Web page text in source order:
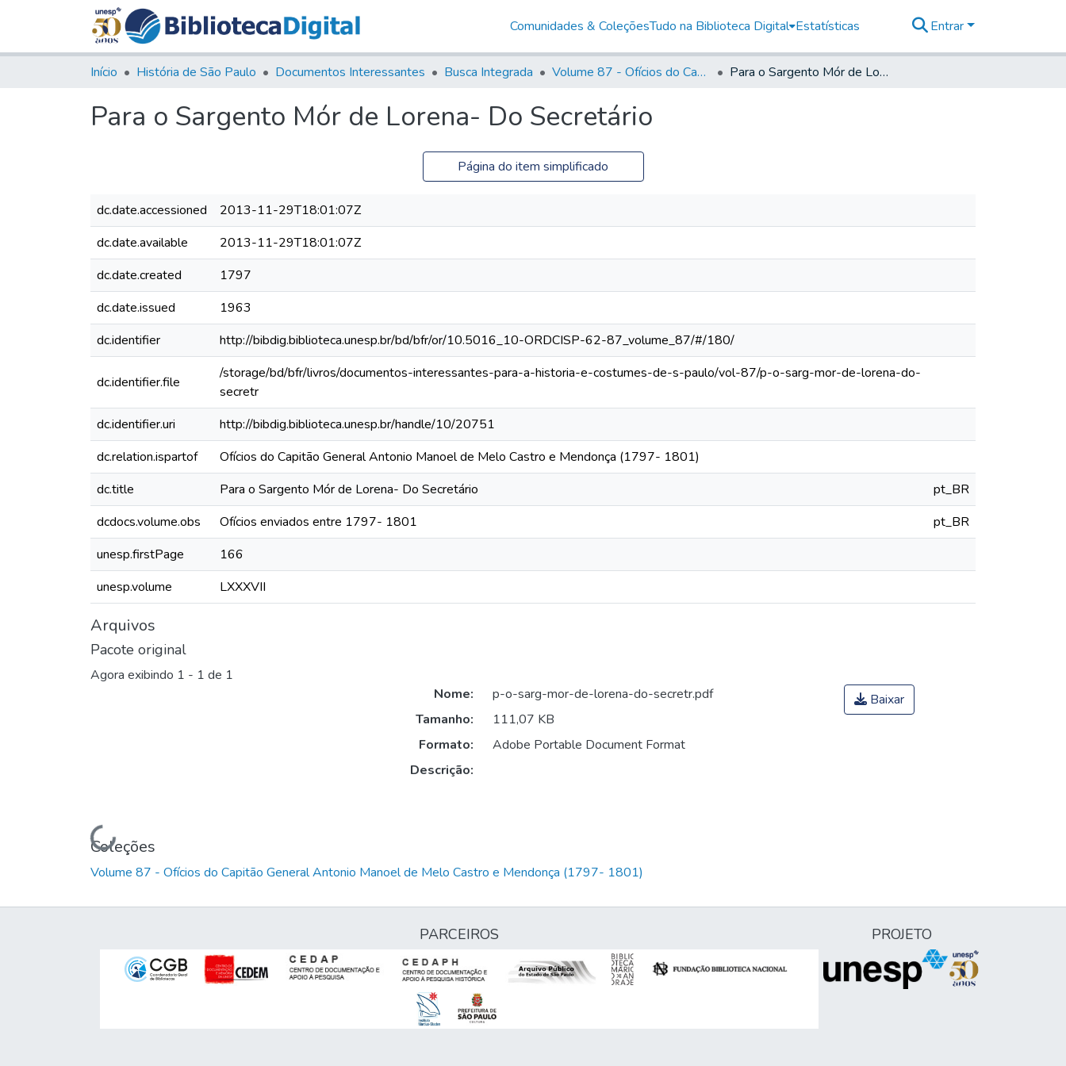
Comunidades & ColeçõesTudo na Biblioteca Digital Estatísticas Entrar
Início História de São Paulo Documentos Interessantes Busca Integrada Volume 87 - Ofícios do Capitão General Antonio Manoel de Melo Castro e Mendonça (1797- 1801) Para o Sargento Mór de Lorena- Do Secretário
Para o Sargento Mór de Lorena- Do Secretário
Página do item simplificado
dc.date.accessioned
2013-11-29T18:01:07Z
dc.date.available
2013-11-29T18:01:07Z
dc.date.created
1797
dc.date.issued
1963
dc.identifier
http://bibdig.biblioteca.unesp.br/bd/bfr/or/10.5016_10-ORDCISP-62-87_volume_87/#/180/
dc.identifier.file
/storage/bd/bfr/livros/documentos-interessantes-para-a-historia-e-costumes-de-s-paulo/vol-87/p-o-sarg-mor-de-lorena-do-
secretr
dc.identifier.uri
http://bibdig.biblioteca.unesp.br/handle/10/20751
dc.relation.ispartof
Ofícios do Capitão General Antonio Manoel de Melo Castro e Mendonça (1797- 1801)
dc.title
Para o Sargento Mór de Lorena- Do Secretário
pt_BR
dcdocs.volume.obs
Ofícios enviados entre 1797- 1801
pt_BR
unesp.firstPage
166
unesp.volume
LXXXVII
Arquivos
Pacote original
Agora exibindo 1 - 1 de 1
Carregando...
Nome:
p-o-sarg-mor-de-lorena-do-secretr.pdf
Tamanho:
111,07 KB
Formato:
Adobe Portable Document Format
Descrição:
Baixar
Coleções
Volume 87 - Ofícios do Capitão General Antonio Manoel de Melo Castro e Mendonça (1797- 1801)
PARCEIROS PROJETO